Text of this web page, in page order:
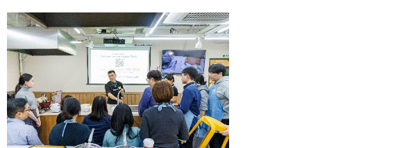
제 7회(2017.8) 오이타현 요리 체험 및 관광 PR
2017년8월5일(토) 19:00~21:00
제 6회(2017.7) 기타큐슈시 요리 체험 및 관광 PR
2017년7월1일(토) 19:00~21:00
제 5회 (2017.6) 니가타현 사도시의 요리 체험 및 관광
PR
2017년6월17일(토) 19:00~21:00